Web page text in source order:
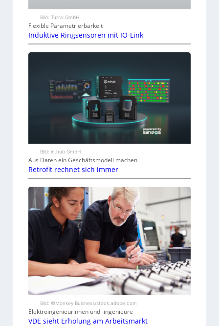
Bild: Turck GmbH
Flexible Parametrierbarkeit
Induktive Ringsensoren mit IO-Link
Bild: in.hub GmbH
Aus Daten ein Geschäftsmodell machen
Retrofit rechnet sich immer
Bild: ©Monkey Business/stock.adobe.com
Elektroingenieurinnen und -ingenieure
VDE sieht Erholung am Arbeitsmarkt